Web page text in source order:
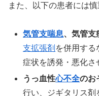
また、以下の患者には
気管支喘息、気管支
支拡張剤 を併用する
症状を誘発・悪化さ
うっ血性心不全のお
行い、ジギタリス剤